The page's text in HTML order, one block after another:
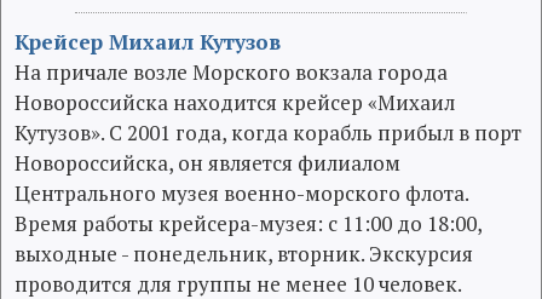
Крейсер Михаил Кутузов
На причале возле Морского вокзала города
Новороссийска находится крейсер «Михаил
Кутузов». С 2001 года, когда корабль прибыл в порт
Новороссийска, он является филиалом
Центрального музея военно-морского флота.
Время работы крейсера-музея: с 11:00 до 18:00,
выходные - понедельник, вторник. Экскурсия
проводится для группы не менее 10 человек.